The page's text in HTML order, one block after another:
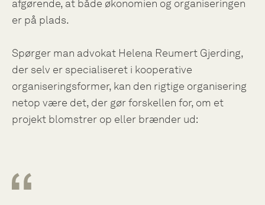
afgørende, at både økonomien og organiseringen
er på plads.
Spørger man advokat Helena Reumert Gjerding,
der selv er specialiseret i kooperative
organiseringsformer, kan den rigtige organisering
netop være det, der gør forskellen for, om et
projekt blomstrer op eller brænder ud: